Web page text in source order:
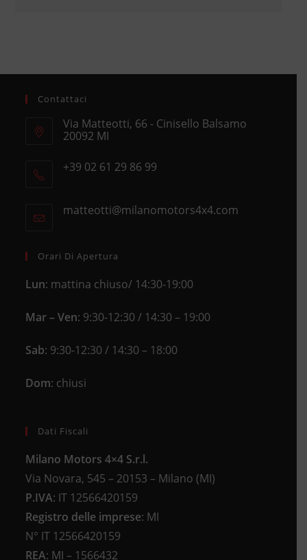
Contattaci
Via Matteotti, 66 - Cinisello Balsamo
20092 MI
in
+39 02 61 29 86 99
your
matteotti@milanomotors4x4.comOpens
Orari Di Apertura
Lun: mattina chiuso/ 14:30-19:00
Mar – Ven: 9:30-12:30 / 14:30 – 19:00
Sab: 9:30-12:30 / 14:30 – 18:00
Dom: chiusi
Dati Fiscali
Milano Motors 4×4 S.r.l.
Via Novara, 545 – 20153 – Milano (MI)
P.IVA: IT 12566420159
Registro delle imprese: MI
N° IT 12566420159
REA: MI – 1566432